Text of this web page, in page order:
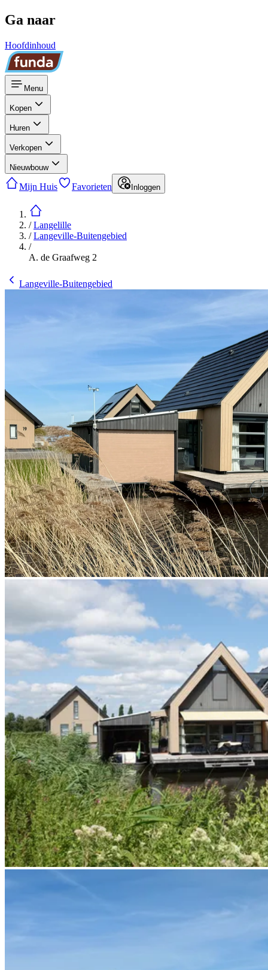
Ga naar
Hoofdinhoud
Menu
Kopen
Huren
Verkopen
Nieuwbouw
Mijn Huis Favorieten Inloggen
/Langelille
/Langeville-Buitengebied
/
A. de Graafweg 2
Langeville-Buitengebied